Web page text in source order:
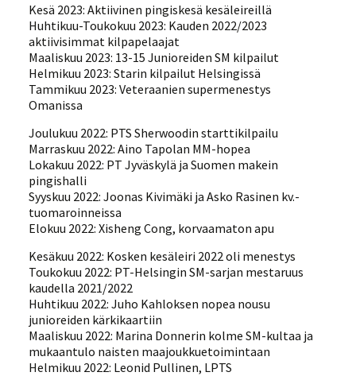
Kesä 2023: Aktiivinen pingiskesä kesäleireillä
Huhtikuu-Toukokuu 2023: Kauden 2022/2023
aktiivisimmat kilpapelaajat
Maaliskuu 2023: 13-15 Junioreiden SM kilpailut
Helmikuu 2023: Starin kilpailut Helsingissä
Tammikuu 2023: Veteraanien supermenestys
Omanissa
Joulukuu 2022: PTS Sherwoodin starttikilpailu
Marraskuu 2022: Aino Tapolan MM-hopea
Lokakuu 2022: PT Jyväskylä ja Suomen makein
pingishalli
Syyskuu 2022: Joonas Kivimäki ja Asko Rasinen kv.-
tuomaroinneissa
Elokuu 2022: Xisheng Cong, korvaamaton apu
Kesäkuu 2022: Kosken kesäleiri 2022 oli menestys
Toukokuu 2022: PT-Helsingin SM-sarjan mestaruus
kaudella 2021/2022
Huhtikuu 2022: Juho Kahloksen nopea nousu
junioreiden kärkikaartiin
Maaliskuu 2022: Marina Donnerin kolme SM-kultaa ja
mukaantulo naisten maajoukkuetoimintaan
Helmikuu 2022: Leonid Pullinen, LPTS